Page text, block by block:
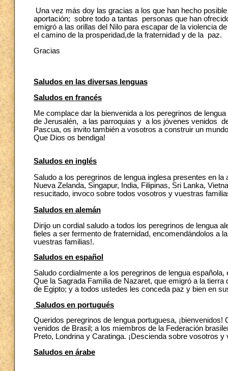
Una vez más doy las gracias a los que han hecho
aportación; sobre todo a tantas personas que han
emigró a las orillas del Nilo para escapar de la violencia
el camino de la prosperidad,de la fraternidad y de la paz.
Gracias
Saludos en las diversas lenguas
Saludos en francés
Me complace dar la bienvenida a los peregrinos de
de Jerusalén, a las parroquias y a los jóvenes venidos
Pascua, os invito también a vosotros a construir un
Que Dios os bendiga!
Saludos en inglés
Saludo a los peregrinos de lengua inglesa presentes en
Nueva Zelanda, Singapur, India, Filipinas, Sri Lanka,
resucitado, invoco sobre todos vosotros y vuestras
Saludos en alemán
Dirijo un cordial saludo a todos los peregrinos de lengua
fieles a ser fermento de fraternidad, encomendándolos a
vuestras familias!.
Saludos en español
Saludo cordialmente a los peregrinos de lengua
Que la Sagrada Familia de Nazaret, que emigró a la
de Egipto; y a todos ustedes les conceda paz y bien en
Saludos en portugués
Queridos peregrinos de lengua portuguesa,
venidos de Brasil; a los miembros de la Federación
Preto, Londrina y Caratinga. ¡Descienda sobre vosotros
Saludos en árabe